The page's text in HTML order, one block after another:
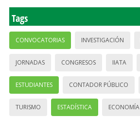
Tags
CONVOCATORIAS INVESTIGACIÓN
JORNADAS CONGRESOS IIATA
ESTUDIANTES CONTADOR PÚBLICO
TURISMO ESTADÍSTICA ECONOMÍA